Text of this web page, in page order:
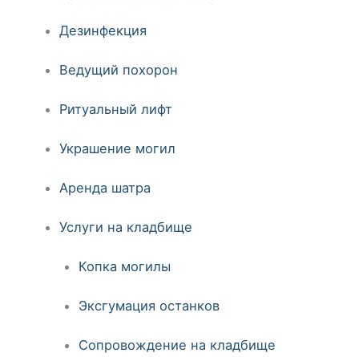
Дезинфекция
Ведущий похорон
Ритуальный лифт
Украшение могил
Аренда шатра
Услуги на кладбище
Копка могилы
Эксгумация останков
Сопровождение на кладбище